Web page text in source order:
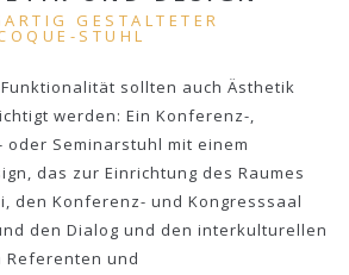
GESTALTETER
STUHL
sollten auch Ästhetik
werden: Ein Konferenz-,
oder Seminarstuhl mit einem
das zur Einrichtung des Raumes
den Konferenz- und Kongresssaal
den Dialog und den interkulturellen
Referenten und